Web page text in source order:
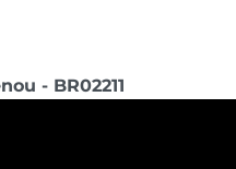
- BR02211